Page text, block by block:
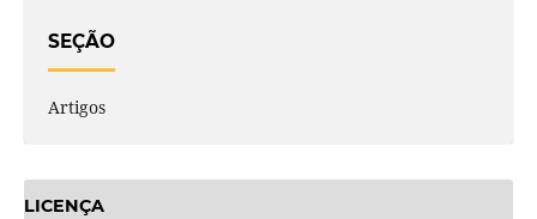
SEÇÃO
Artigos
LICENÇA